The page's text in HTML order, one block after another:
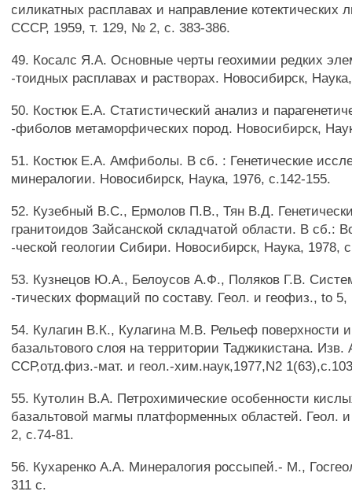
силикатных расплавах и направление котектических
СССР, 1959, т. 129, № 2, с. 383-386.
49. Косалс Я.А. Основные черты геохимии редких
-тоидных расплавах и растворах. Новосибирск,
50. Костюк Е.А. Статистический анализ и
-фиболов метаморфических пород. Новосибирск,
51. Костюк Е.А. Амфиболы. В сб. : Генетические
минералогии. Новосибирск, Наука, 1976, с.142-155.
52. Кузебный B.C., Ермолов П.В., Тян В.Д.
гранитоидов Зайсанской складчатой области. В сб.:
-ческой геологии Сибири. Новосибирск, Наука, 1978,
53. Кузнецов Ю.А., Белоусов А.Ф., Поляков Г.В.
-тических формаций по составу. Геол. и геофиз., to 5,
54. Кулагин В.К., Кулагина М.В. Рельеф поверхности
базальтового слоя на территории Таджикистана.
ССР,отд.физ.-мат. и геол.-хим.наук,1977,N2
55. Кутолин В.А. Петрохимические особенности
базальтовой магмы платформенных областей. Геол.
2, с.74-81.
56. Кухаренко А.А. Минералогия россыпей.- М.,
311 с.